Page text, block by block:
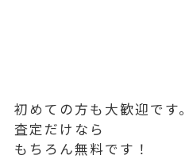
初めての方も大歓迎です。
査定だけなら
もちろん無料です！